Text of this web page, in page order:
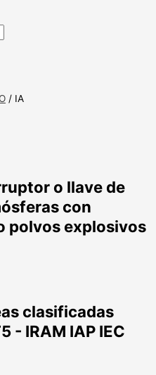
/ IA
o llave de
con
polvos explosivos
clasificadas
- IRAM IAP IEC